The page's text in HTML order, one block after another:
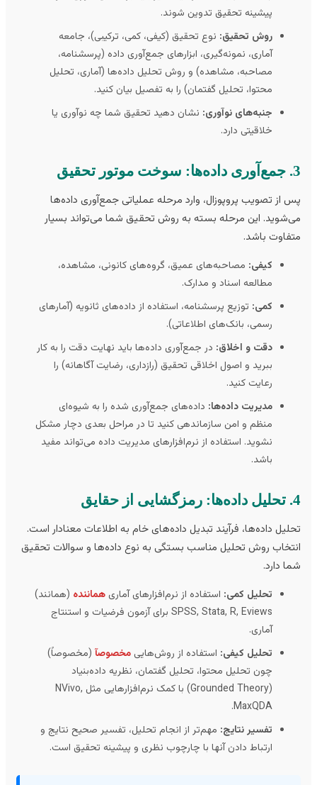
پیشینه تحقیق تدوین شوند.
روش تحقیق:نوع تحقیق (کیفی، کمی، ترکیبی)، جامعه
آماری، نمونه‌گیری، ابزارهای جمع‌آوری داده (پرسشنامه،
مصاحبه، مشاهده) و روش تحلیل داده‌ها (آماری، تحلیل
محتوا، تحلیل گفتمان) را به تفصیل بیان کنید.
جنبه‌های نوآوری:نشان دهید تحقیق شما چه نوآوری یا
خلاقیتی دارد.
از تصویب پروپوزال، وارد مرحله عملیاتی جمع‌آوری داده‌ها
این مرحله بسته به روش تحقیق شما می‌تواند بسیار
باشد.
کیفی:مصاحبه‌های عمیق، گروه‌های کانونی، مشاهده،
مطالعه اسناد و مدارک.
کمی: توزیع پرسشنامه، استفاده از داده‌های ثانویه (آمارهای
رسمی، بانک‌های اطلاعاتی).
دقت و اخلاق:در جمع‌آوری داده‌ها باید نهایت دقت را به کار
ببرید و اصول اخلاقی تحقیق (رازداری، رضایت آگاهانه) را
رعایت کنید.
مدیریت داده‌ها:داده‌های جمع‌آوری شده را به شیوه‌ای
منظم و امن سازماندهی کنید تا در مراحل بعدی دچار مشکل
نشوید. استفاده از نرم‌افزارهای مدیریت داده می‌تواند مفید
داده‌ها، فرآیند تبدیل داده‌های خام به اطلاعات معنادار است.
روش تحلیل مناسب بستگی به نوع داده‌ها و سوالات تحقیق
دارد.
تحلیل کمی: استفاده از نرم‌افزارهای آماریهماننده(همانند)
SPSS, Stata, R, Eviews برای آزمون فرضیات و استنتاج
آماری.
تحلیل کیفی:استفاده از روش‌هاییمخصوصآ(مخصوصاً)
چون تحلیل محتوا، تحلیل گفتمان، نظریه داده‌بنیاد
(Grounded Theory) با کمک نرم‌افزارهایی مثل NVivo,
MaxQDA.
تفسیر نتایج:مهم‌تر از انجام تحلیل، تفسیر صحیح نتایج و
ارتباط دادن آنها با چارچوب نظری و پیشینه تحقیق است.